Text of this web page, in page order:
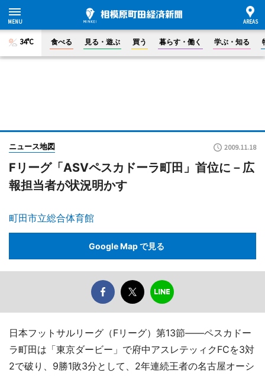
34°C 食べる 見る・遊ぶ 買う 暮らす・働く 学ぶ・知る
ニュース地図 2009.11.18
Fリーグ「ASVペスカドーラ町田」首位に－広
報担当者が状況明かす
町田市立総合体育館
Google Map で見る
日本フットサルリーグ（Fリーグ）第13節――ペスカドー
ラ町田は「東京ダービー」で府中アスレテッィクFCを3対
2で破り、9勝1敗3分として、2年連続王者の名古屋オーシ